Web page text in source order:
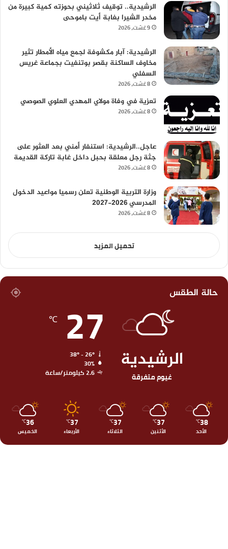
الرشيدية.. توقيف ثلاثيني بحوزته كمية كبيرة من
مخدر الشيرا بغابة أيت باموحى
9 غشت، 2026
الرشيدية: آبار مكشوفة لجمع مياه الأمطار تثير
مخاوف الساكنة بقصر بوتنفيت بجماعة غريس
السفلي
8 غشت، 2026
تعزية في وفاة مولاي المهدي العلوي الصوصي
8 غشت، 2026
عاجل..الرشيدية: استنفار أمني بعد العثور على
جثة رجل معلقة بحبل داخل غابة تاركة القديمة
8 غشت، 2026
وزارة التربية الوطنية تعلن رسميا مواعيد الدخول
المدرسي 2026-2027
8 غشت، 2026
تحميل المزيد
حالة الطقس
الرشيدية
غيوم متفرقة
27
℃
38º - 26º
30%
2.6 كيلومتر/ساعة
38
℃
الأحد
37
℃
الأثنين
37
℃
الثلاثاء
37
℃
الأربعاء
36
℃
الخميس